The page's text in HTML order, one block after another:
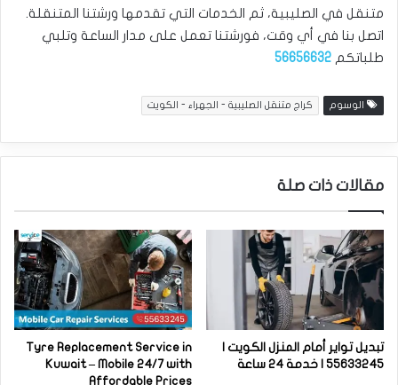
متنقل في الصليبية، ثم الخدمات التي تقدمها ورشتنا المتنقلة.
اتصل بنا في أي وقت، فورشتنا تعمل على مدار الساعة وتلبي
طلباتكم 56656632
الوسوم كراج متنقل الصليبية - الجهراء - الكويت
مقالات ذات صلة
تبديل تواير أمام المنزل الكويت |
55633245 | خدمة 24 ساعة
Tyre Replacement Service in
Kuwait – Mobile 24/7 with
Affordable Prices